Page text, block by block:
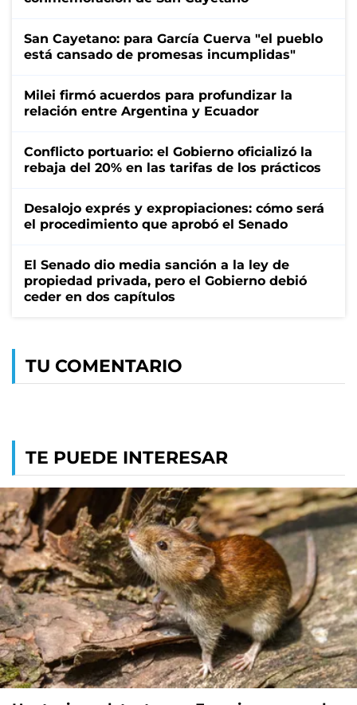
San Cayetano: para García Cuerva "el pueblo
está cansado de promesas incumplidas"
Milei firmó acuerdos para profundizar la
relación entre Argentina y Ecuador
Conflicto portuario: el Gobierno oficializó la
rebaja del 20% en las tarifas de los prácticos
Desalojo exprés y expropiaciones: cómo será
el procedimiento que aprobó el Senado
El Senado dio media sanción a la ley de
propiedad privada, pero el Gobierno debió
ceder en dos capítulos
TU COMENTARIO
TE PUEDE INTERESAR